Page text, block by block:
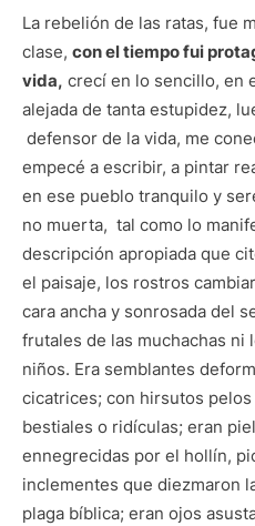
La rebelión de las ratas, fue
clase, con el tiempo fui
vida, crecí en lo sencillo, en
alejada de tanta estupidez,
defensor de la vida, me
empecé a escribir, a pintar
en ese pueblo tranquilo y
no muerta, tal como lo
descripción apropiada que
el paisaje, los rostros
cara ancha y sonrosada del
frutales de las muchachas ni
niños. Era semblantes
cicatrices; con hirsutos
bestiales o ridículas; eran
ennegrecidas por el hollín,
inclementes que diezmaron
plaga bíblica; eran ojos